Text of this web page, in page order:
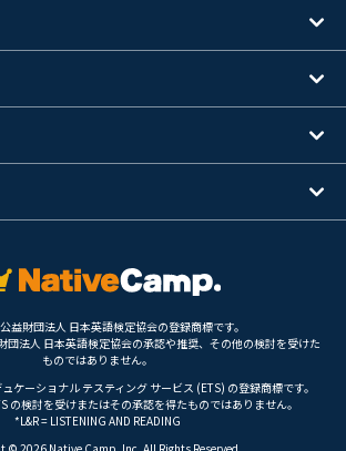
益財団法人 日本英語検定協会の登録商標です。
団法人 日本英語検定協会の承認や推奨、その他の検討を受けた
ものではありません。
ケーショナル テスティング サービス (ETS) の登録商標です。
の検討を受けまたはその承認を得たものではありません。
*L&R = LISTENING AND READING